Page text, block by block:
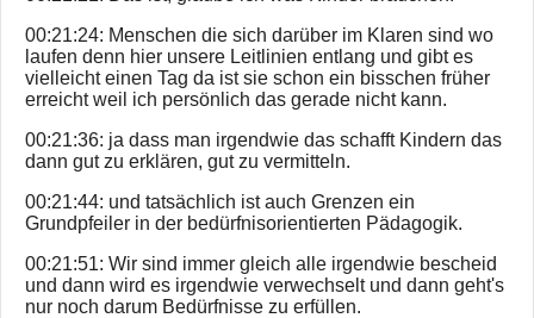
00:21:24: Menschen die sich darüber im Klaren sind wo
laufen denn hier unsere Leitlinien entlang und gibt es
vielleicht einen Tag da ist sie schon ein bisschen früher
erreicht weil ich persönlich das gerade nicht kann.
00:21:36: ja dass man irgendwie das schafft Kindern das
dann gut zu erklären, gut zu vermitteln.
00:21:44: und tatsächlich ist auch Grenzen ein
Grundpfeiler in der bedürfnisorientierten Pädagogik.
00:21:51: Wir sind immer gleich alle irgendwie bescheid
und dann wird es irgendwie verwechselt und dann geht's
nur noch darum Bedürfnisse zu erfüllen.